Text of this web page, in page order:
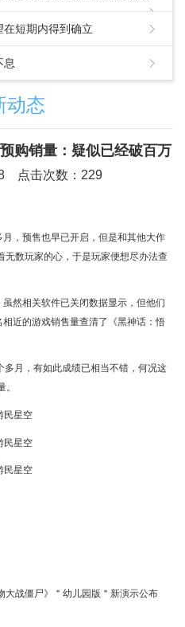
在短期内得到确立
息
动态
购销量：疑似已经破百万
点击次数：229
，预售也早已开启，但是和其他大作
数玩家的心，于是玩家便想尽办法查
然相关软件已关闭数据显示，但他们
近的游戏销售量查清了《黑神话：悟
月，有如此成绩已相当不错，何况这
大战僵尸》＂幼儿园版＂新演示公布